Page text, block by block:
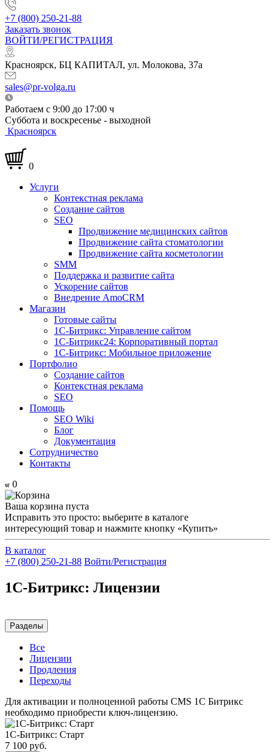
+7 (800) 250-21-88
Заказать звонок
ВОЙТИ/РЕГИСТРАЦИЯ
Красноярск, БЦ КАПИТАЛ, ул. Молокова, 37а
sales@pr-volga.ru
Работаем с 9:00 до 17:00 ч
Суббота и воскресенье - выходной
Красноярск
0
Услуги
Контекстная реклама
Создание сайтов
SEO
Продвижение медицинских сайтов
Продвижение сайта стоматологии
Продвижение сайта косметологии
SMM
Поддержка и развитие сайта
Ускорение сайтов
Внедрение AmoCRM
Магазин
Готовые сайты
1С-Битрикс: Управление сайтом
1С-Битрикс24: Корпоративный портал
1С-Битрикс: Мобильное приложение
Портфолио
Создание сайтов
Контекстная реклама
SEO
Помощь
SEO Wiki
Блог
Документация
Сотрудничество
Контакты
0
Ваша корзина пуста
Исправить это просто: выберите в каталоге
интересующий товар и нажмите кнопку «Купить»
В каталог
+7 (800) 250-21-88 Войти/Регистрация
1С-Битрикс: Лицензии
Разделы
Все
Лицензии
Продления
Переходы
Для активации и полноценной работы CMS 1С Битрикс
необходимо приобрести ключ-лицензию.
1С-Битрикс: Старт
7 100 руб.